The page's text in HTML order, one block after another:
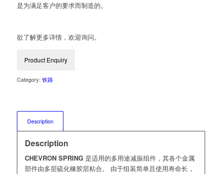
是为满足客户的要求而制造的。
欲了解更多详情，欢迎询问。
Category: 铁路
Description
Description
CHEVRON SPRING是适用的多用途减振组件，其各个金属
部件由多层硫化橡胶层粘合。 由于组装简单且使用寿命长，